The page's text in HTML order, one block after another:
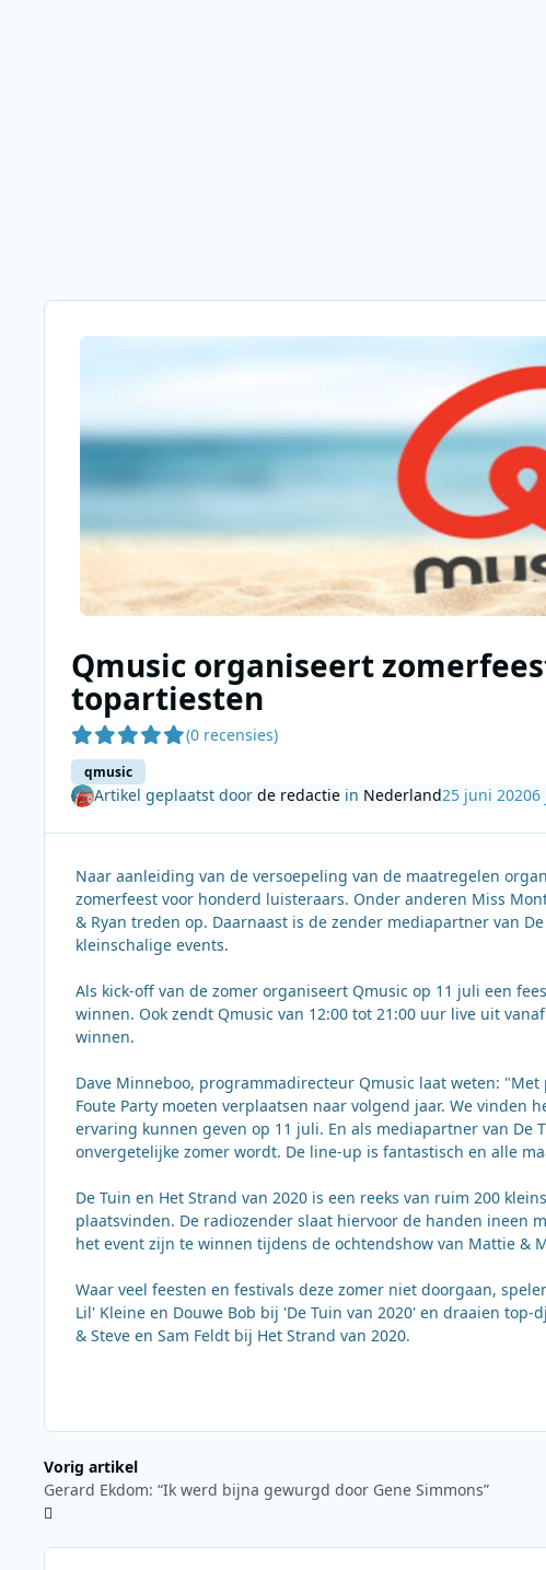
Qmusic organiseert
topartiesten
(0 recensies)
qmusic
Artikel geplaatst door de redactiein Nederland25 juni 20206
Naar aanleiding van de versoepeling van de maatregelen
zomerfeest voor honderd luisteraars. Onder anderen Miss
& Ryan treden op. Daarnaast is de zender mediapartner van
kleinschalige events.
Als kick-off van de zomer organiseert Qmusic op 11 juli een
winnen. Ook zendt Qmusic van 12:00 tot 21:00 uur live uit
winnen.
Dave Minneboo, programmadirecteur Qmusic laat weten:
Foute Party moeten verplaatsen naar volgend jaar. We
ervaring kunnen geven op 11 juli. En als mediapartner van De
onvergetelijke zomer wordt. De line-up is fantastisch en alle
De Tuin en Het Strand van 2020 is een reeks van ruim 200
plaatsvinden. De radiozender slaat hiervoor de handen ineen
het event zijn te winnen tijdens de ochtendshow van Mattie &
Waar veel feesten en festivals deze zomer niet doorgaan,
Lil' Kleine en Douwe Bob bij 'De Tuin van 2020' en draaien top-
& Steve en Sam Feldt bij Het Strand van 2020.
Vorig artikel
Gerard Ekdom: “Ik werd bijna gewurgd door Gene Simmons”